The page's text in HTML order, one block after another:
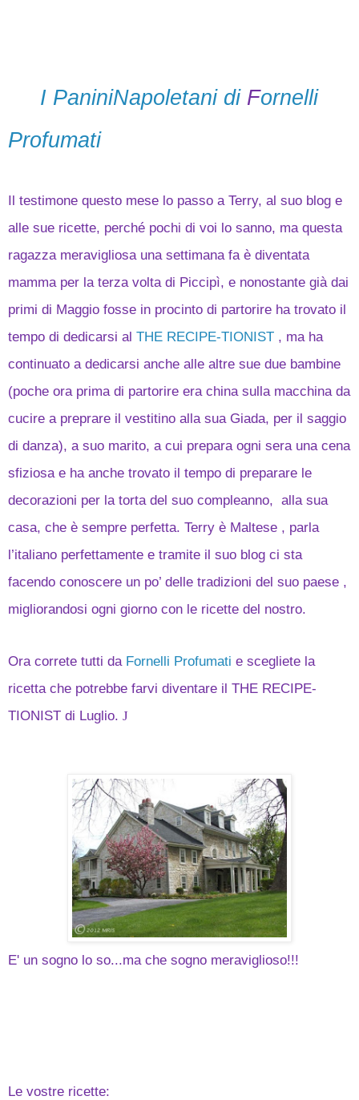
I PaniniNapoletani di Fornelli
Profumati
Il testimone questo mese lo passo a Terry, al suo blog e
alle sue ricette, perché pochi di voi lo sanno, ma questa
ragazza meravigliosa una settimana fa è diventata
mamma per la terza volta di Piccipì, e nonostante già dai
primi di Maggio fosse in procinto di partorire ha trovato il
tempo di dedicarsi al THE RECIPE-TIONIST , ma ha
continuato a dedicarsi anche alle altre sue due bambine
(poche ora prima di partorire era china sulla macchina da
cucire a preprare il vestitino alla sua Giada, per il saggio
di danza), a suo marito, a cui prepara ogni sera una cena
sfiziosa e ha anche trovato il tempo di preparare le
decorazioni per la torta del suo compleanno, alla sua
casa, che è sempre perfetta. Terry è Maltese , parla
l’italiano perfettamente e tramite il suo blog ci sta
facendo conoscere un po’ delle tradizioni del suo paese ,
migliorandosi ogni giorno con le ricette del nostro.
Ora correte tutti da Fornelli Profumati e scegliete la
ricetta che potrebbe farvi diventare il THE RECIPE-
TIONIST di Luglio. J
E' un sogno lo so...ma che sogno meraviglioso!!!
Le vostre ricette: